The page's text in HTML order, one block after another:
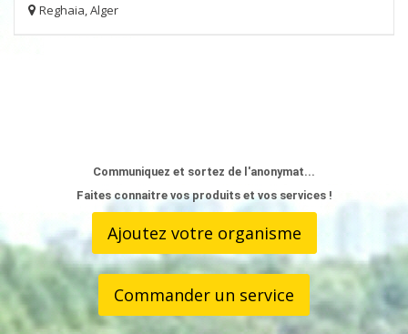
Reghaia, Alger
Communiquez et sortez de l'anonymat...
Faites connaitre vos produits et vos services !
Ajoutez votre organisme
Commander un service